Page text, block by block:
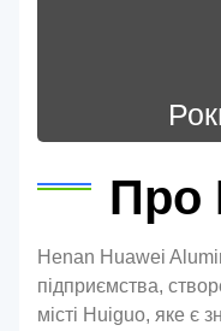
Про
Henan Huawei
підприємства,
місті Huiguo, яке є